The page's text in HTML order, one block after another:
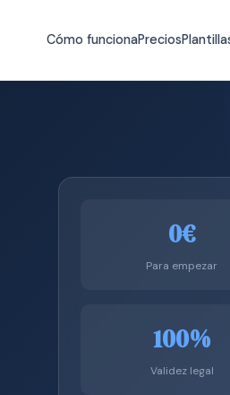
Cómo funcionaPrecios
0€
Para empezar
100%
Validez legal